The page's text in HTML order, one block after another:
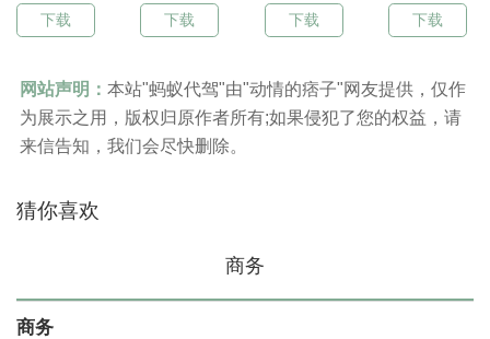
下载 下载 下载 下载
网站声明： 本站"蚂蚁代驾"由"动情的痞子"网友提供，仅作
为展示之用，版权归原作者所有;如果侵犯了您的权益，请
来信告知，我们会尽快删除。
猜你喜欢
商务
商务